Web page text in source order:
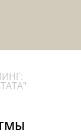
СПЕЦИАЛИСТОВ